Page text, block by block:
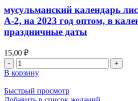
догалар
оптом
на
2023
язык
татарский,
в
календаре:
праздничные
даты
мусульманский календарь
А-2, на 2023 год оптом, в
праздничные даты
15,00 ₽
Количество
товара
мусульманский
календарь
листовой
В корзину
Быстрый просмотр